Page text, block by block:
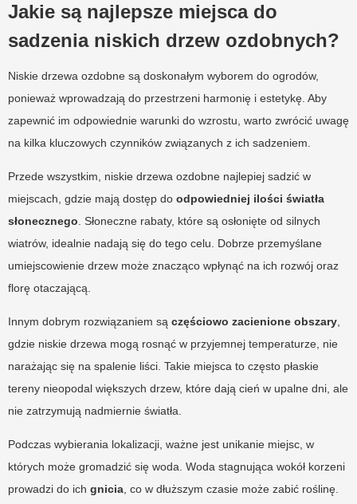
Jakie są najlepsze miejsca do
sadzenia niskich drzew ozdobnych?
Niskie drzewa ozdobne są doskonałym wyborem do ogrodów,
ponieważ wprowadzają do przestrzeni harmonię i estetykę. Aby
zapewnić im odpowiednie warunki do wzrostu, warto zwrócić uwagę
na kilka kluczowych czynników związanych z ich sadzeniem.
Przede wszystkim, niskie drzewa ozdobne najlepiej sadzić w
miejscach, gdzie mają dostęp do odpowiedniej ilości światła
słonecznego . Słoneczne rabaty, które są osłonięte od silnych
wiatrów, idealnie nadają się do tego celu. Dobrze przemyślane
umiejscowienie drzew może znacząco wpłynąć na ich rozwój oraz
florę otaczającą.
Innym dobrym rozwiązaniem są częściowo zacienione obszary
gdzie niskie drzewa mogą rosnąć w przyjemnej temperaturze, nie
narażając się na spalenie liści. Takie miejsca to często płaskie
tereny nieopodal większych drzew, które dają cień w upalne dni, ale
nie zatrzymują nadmiernie światła.
Podczas wybierania lokalizacji, ważne jest unikanie miejsc, w
których może gromadzić się woda. Woda stagnująca wokół korzeni
prowadzi do ich gnicia , co w dłuższym czasie może zabić roślinę.